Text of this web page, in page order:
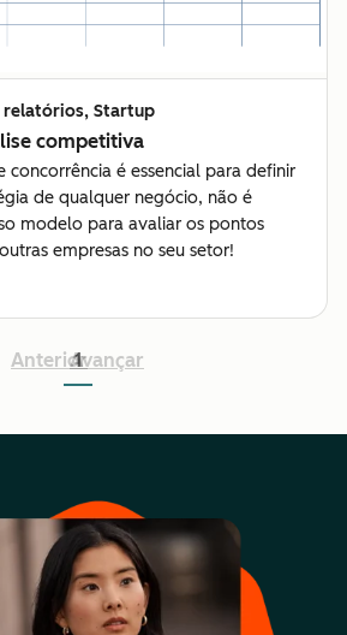
relatórios, Startup
competitiva
concorrência é essencial para definir
de qualquer negócio, não é
modelo para avaliar os pontos
empresas no seu setor!
Anterior
1
Avançar